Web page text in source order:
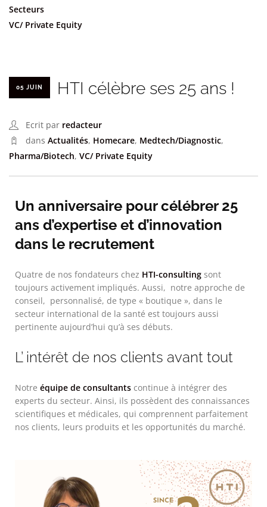
Secteurs
VC/ Private Equity
05 JUIN HTI célèbre ses 25 ans !
Ecrit par redacteur
dans Actualités, Homecare, Medtech/Diagnostic,
Pharma/Biotech, VC/ Private Equity
Un anniversaire pour célébrer 25
ans d’expertise et d’innovation
dans le recrutement
Quatre de nos fondateurs chez HTI-consulting sont
toujours activement impliqués. Aussi, notre approche de
conseil, personnalisé, de type « boutique », dans le
secteur international de la santé est toujours aussi
pertinente aujourd’hui qu’à ses débuts.
L’ intérêt de nos clients avant tout
Notre équipe de consultants continue à intégrer des
experts du secteur. Ainsi, ils possèdent des connaissances
scientifiques et médicales, qui comprennent parfaitement
nos clients, leurs produits et les opportunités du marché.